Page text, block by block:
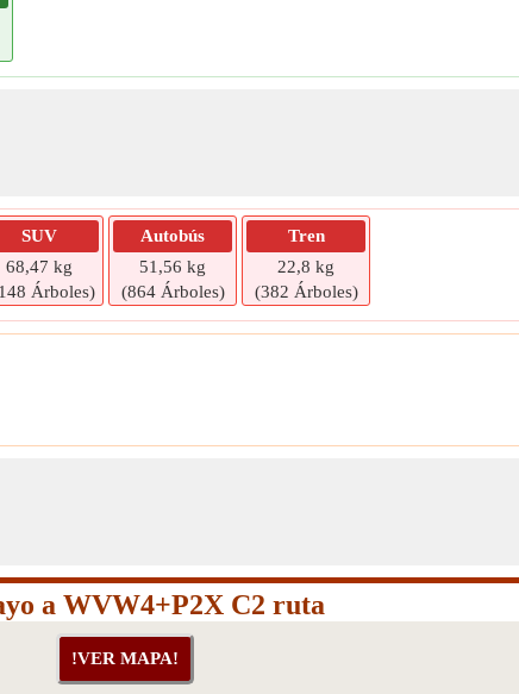
SUV
68,47 kg
Árboles)
Autobús
51,56 kg
(864 Árboles)
Tren
22,8 kg
(382 Árboles)
a WVW4+P2X C2 ruta